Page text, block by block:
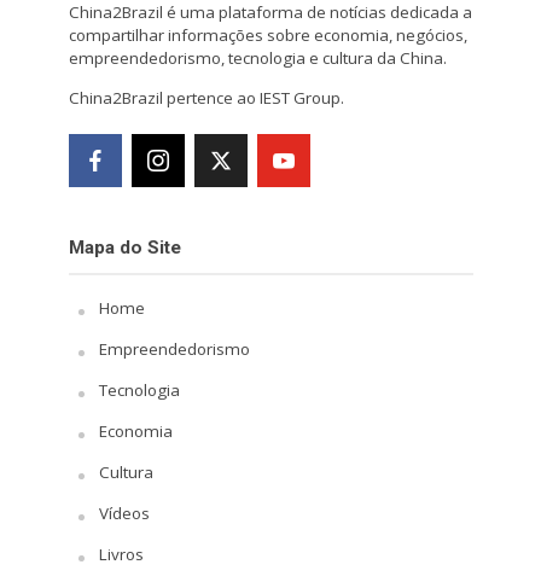
China2Brazil é uma plataforma de notícias dedicada a
compartilhar informações sobre economia, negócios,
empreendedorismo, tecnologia e cultura da China.
China2Brazil pertence ao IEST Group.
Mapa do Site
Home
Empreendedorismo
Tecnologia
Economia
Cultura
Vídeos
Livros